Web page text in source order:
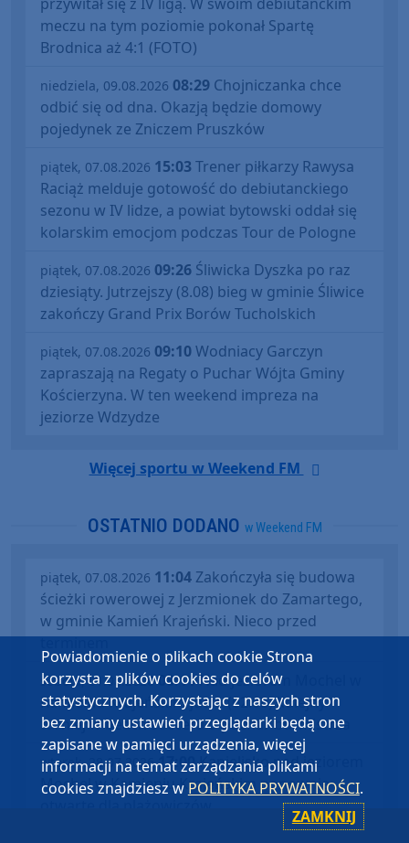
meczu na tym poziomie pokonał Spartę
Brodnica aż 4:1 (FOTO)
niedziela, 09.08.2026 08:29 Chojniczanka chce
odbić się od dna. Okazją będzie domowy
pojedynek ze Zniczem Pruszków
piątek, 07.08.2026 15:03Trener piłkarzy Rawysa
Raciąż melduje gotowość do debiutanckiego
sezonu w IV lidze, a powiat bytowski oddał się
kolarskim emocjom podczas Tour de Pologne
piątek, 07.08.2026 09:26 Śliwicka Dyszka po raz
dziesiąty. Jutrzejszy (8.08) bieg w gminie Śliwice
zakończy Grand Prix Borów Tucholskich
piątek, 07.08.2026 09:10Wodniacy Garczyn
zapraszają na Regaty o Puchar Wójta Gminy
Kościerzyna. W ten weekend impreza na
jeziorze Wdzydze
Więcej sportu w Weekend FM
OSTATNIO DODANO w Weekend FM
piątek, 07.08.2026 11:04 Zakończyła się budowa
ścieżki rowerowej z Jerzmionek do Zamartego,
w gminie Kamień Krajeński. Nieco przed
terminem
sobota, 01.08.2026 08:11Nad jeziorem Mochel w
Kamieniu Krajeńskim jutro (02.08) kolejny
turniej w beach soccera o puchar burmistrza
wtorek, 28.07.2026 17:00Kąpielisko nad jeziorem
Mochel w Kamieniu Krajeńskim ponownie
Powiadomienie o plikach cookie Strona
korzysta z plików cookies do celów
statystycznych. Korzystając z naszych stron
bez zmiany ustawień przeglądarki będą one
zapisane w pamięci urządzenia, więcej
informacji na temat zarządzania plikami
cookies znajdziesz w POLITYKA PRYWATNOŚCI.
ZAMKNIJ